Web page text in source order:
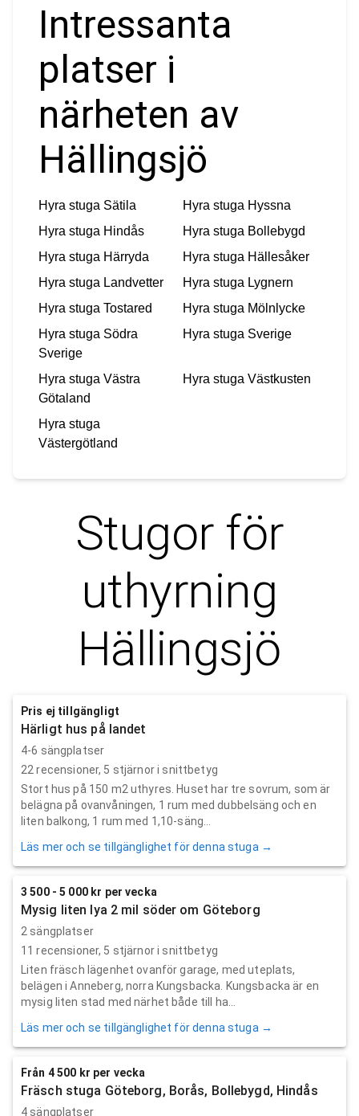
Intressanta
platser i
närheten av
Hällingsjö
Hyra stuga Sätila Hyra stuga Hyssna
Hyra stuga Hindås Hyra stuga Bollebygd
Hyra stuga Härryda Hyra stuga Hällesåker
Hyra stuga Landvetter Hyra stuga Lygnern
Hyra stuga Tostared Hyra stuga Mölnlycke
Hyra stuga Södra
Sverige
Hyra stuga Sverige
Hyra stuga Västra
Götaland
Hyra stuga Västkusten
Hyra stuga
Västergötland
Stugor för
uthyrning
Hällingsjö
Pris ej tillgängligt
Härligt hus på landet
4-6 sängplatser
22 recensioner, 5 stjärnor i snittbetyg
Stort hus på 150 m2 uthyres. Huset har tre sovrum, som är
belägna på ovanvåningen, 1 rum med dubbelsäng och en
liten balkong, 1 rum med 1,10-säng...
Läs mer och se tillgänglighet för denna stuga →
3 500 - 5 000 kr per vecka
Mysig liten lya 2 mil söder om Göteborg
2 sängplatser
11 recensioner, 5 stjärnor i snittbetyg
Liten fräsch lägenhet ovanför garage, med uteplats,
belägen i Anneberg, norra Kungsbacka. Kungsbacka är en
mysig liten stad med närhet både till ha...
Läs mer och se tillgänglighet för denna stuga →
Från 4 500 kr per vecka
Fräsch stuga Göteborg, Borås, Bollebygd, Hindås
4 sängplatser